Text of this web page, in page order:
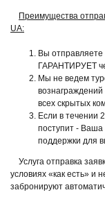
Преимущества
UA:
Вы
ГАРАНТИРУЕТ
Мы не ведем
вознаграждений
всех скрытых
Если в течении
поступит - Ваша
поддержки для
Услуга отправка
условиях «как есть» и
забронируют